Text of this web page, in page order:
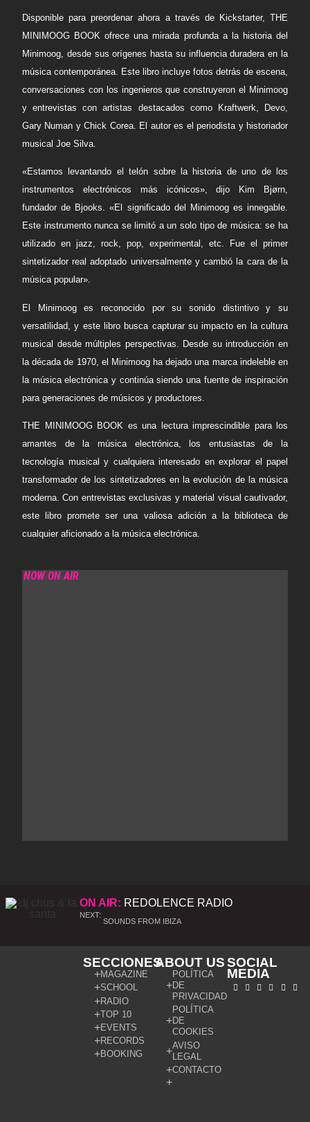
Disponible para preordenar ahora a través de Kickstarter, THE
MINIMOOG BOOK ofrece una mirada profunda a la historia del
Minimoog, desde sus orígenes hasta su influencia duradera en la
música contemporánea. Este libro incluye fotos detrás de escena,
conversaciones con los ingenieros que construyeron el Minimoog
y entrevistas con artistas destacados como Kraftwerk, Devo,
Gary Numan y Chick Corea. El autor es el periodista y historiador
musical Joe Silva.
«Estamos levantando el telón sobre la historia de uno de los
instrumentos electrónicos más icónicos», dijo Kim Bjørn,
fundador de Bjooks. «El significado del Minimoog es innegable.
Este instrumento nunca se limitó a un solo tipo de música: se ha
utilizado en jazz, rock, pop, experimental, etc. Fue el primer
sintetizador real adoptado universalmente y cambió la cara de la
música popular».
El Minimoog es reconocido por su sonido distintivo y su
versatilidad, y este libro busca capturar su impacto en la cultura
musical desde múltiples perspectivas. Desde su introducción en
la década de 1970, el Minimoog ha dejado una marca indeleble en
la música electrónica y continúa siendo una fuente de inspiración
para generaciones de músicos y productores.
THE MINIMOOG BOOK es una lectura imprescindible para los
amantes de la música electrónica, los entusiastas de la
tecnología musical y cualquiera interesado en explorar el papel
transformador de los sintetizadores en la evolución de la música
moderna. Con entrevistas exclusivas y material visual cautivador,
este libro promete ser una valiosa adición a la biblioteca de
cualquier aficionado a la música electrónica.
NOW ON AIR
ON AIR: REDOLENCE RADIO
NEXT:
SOUNDS FROM IBIZA
SECCIONES
MAGAZINE
SCHOOL
RADIO
TOP 10
EVENTS
RECORDS
BOOKING
ABOUT US
POLÍTICA
DE
PRIVACIDAD
POLÍTICA
DE
COOKIES
AVISO
LEGAL
CONTACTO
SOCIAL
MEDIA